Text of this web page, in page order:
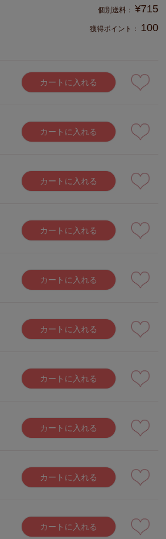
¥715
獲得ポイント： 100
カートに入れる
カートに入れる
カートに入れる
カートに入れる
カートに入れる
カートに入れる
カートに入れる
カートに入れる
カートに入れる
カートに入れる